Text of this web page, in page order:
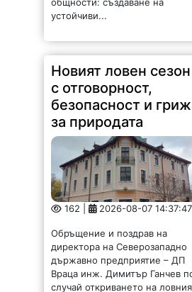
безопасност и грижа
за природата
162 | 2026-08-07 14:37:47
Обръщение и поздрав на
директора на Северозападно
Враца инж. Димитър Ганчев по
случай откриването на ловния
сезон за прелетен дивеч:
Уважаеми ловци, уважаеми
служители на ловните и